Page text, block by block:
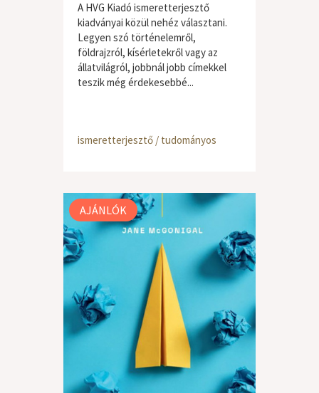
A HVG Kiadó ismeretterjesztő
kiadványai közül nehéz választani.
Legyen szó történelemről,
földrajzról, kísérletekről vagy az
állatvilágról, jobbnál jobb címekkel
teszik még érdekesebbé...
ismeretterjesztő / tudományos
AJÁNLÓK